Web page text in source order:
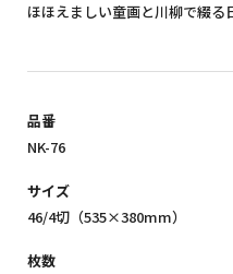
ほほえましい童画と川柳で綴る
品番
NK-76
サイズ
46/4切（535×380mm）
枚数